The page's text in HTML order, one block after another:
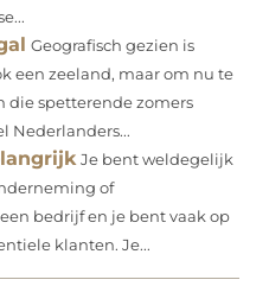
Geografisch gezien is
een zeeland, maar om nu te
die spetterende zomers
Nederlanders...
Je bent weldegelijk
of
bedrijf en je bent vaak op
klanten. Je...